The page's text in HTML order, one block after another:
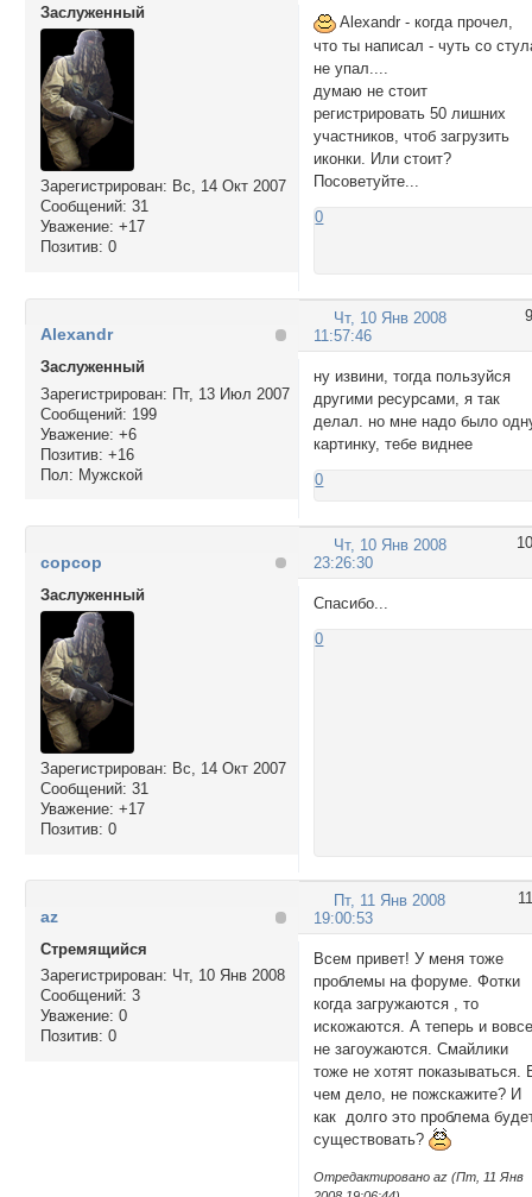
Заслуженный
Зарегистрирован: Вс, 14 Окт 2007
Сообщений: 31
Уважение: +17
Позитив: 0
Alexandr - когда прочел,
что ты написал - чуть со
не упал....
думаю не стоит
регистрировать 50 лишних
участников, чтоб загрузить
иконки. Или стоит?
Посоветуйте...
0
9
Чт, 10 Янв 2008
11:57:46
Alexandr
Заслуженный
Зарегистрирован: Пт, 13 Июл 2007
Сообщений: 199
Уважение: +6
Позитив: +16
Пол: Мужской
ну извини, тогда пользуйся
другими ресурсами, я так
делал. но мне надо было
картинку, тебе виднее
0
10
Чт, 10 Янв 2008
23:26:30
copcop
Заслуженный
Зарегистрирован: Вс, 14 Окт 2007
Сообщений: 31
Уважение: +17
Позитив: 0
Спасибо...
0
11
Пт, 11 Янв 2008
19:00:53
az
Стремящийся
Зарегистрирован: Чт, 10 Янв 2008
Сообщений: 3
Уважение: 0
Позитив: 0
Всем привет! У меня тоже
проблемы на форуме. Фотки
когда загружаются , то
искожаются. А теперь и
не загоужаются. Смайлики
тоже не хотят показываться.
чем дело, не пожскажите? И
как долго это проблема
существовать?
Отредактировано az (Пт, 11 Янв